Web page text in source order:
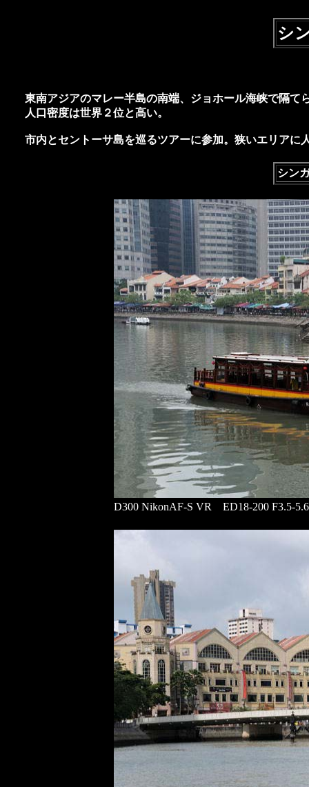
シ
東南アジアのマレー半島の南端、ジョホール海峡で隔て
人口密度は世界２位と高い。
市内とセントーサ島を巡るツアーに参加。狭いエリア
シン
D300 NikonAF-S VR ED18-200 F3.5-